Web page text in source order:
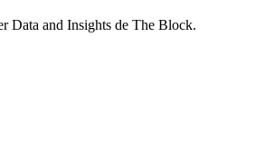
Data and Insights de The Block.